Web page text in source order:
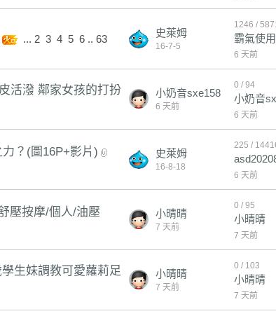
... 2 3 4 5 6 .. 63
史萊姆
16-7-5
1246 /
霸氣使
6 天前
活潑 鄰家女孩的打扮
小奶音sxe158
6 天前
0 / 94
小奶音
6 天前
？(圖16P+影片) 史萊姆
16-8-18
225 /
6 天前
壓按摩/個人/油壓 小晴晴
7 天前
0 / 95
小晴晴
7 天前
生妹調教可愛蘿莉足
小晴晴
7 天前
0 / 103
小晴晴
7 天前